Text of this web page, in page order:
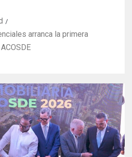
arranca la primera